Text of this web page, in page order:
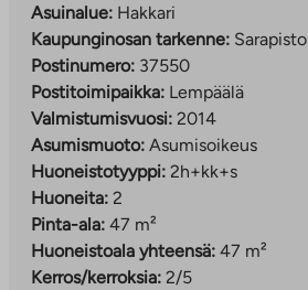
Asuinalue: Hakkari
Kaupunginosan tarkenne: Sarapisto
Postinumero: 37550
Postitoimipaikka: Lempäälä
Valmistumisvuosi: 2014
Asumismuoto: Asumisoikeus
Huoneistotyyppi: 2h+kk+s
Huoneita: 2
Pinta-ala: 47 m²
Huoneistoala yhteensä: 47 m²
Kerros/kerroksia: 2/5